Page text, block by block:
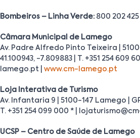
Bombeiros – Linha Verde: 800 202 425
Câmara Municipal de Lamego
Av. Padre Alfredo Pinto Teixeira |
41.100943, -7.809883 | T. +351 254 609
lamego.pt | www.cm-lamego.pt
Loja Interativa de Turismo
Av. Infantaria 9 | 5100-147 Lamego |
T. +351 254 099 000 * |
UCSP – Centro de Saúde de Lamego